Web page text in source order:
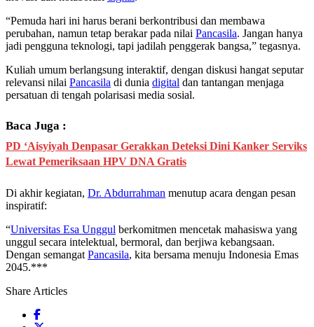
“Pemuda hari ini harus berani berkontribusi dan membawa
perubahan, namun tetap berakar pada nilai Pancasila. Jangan hanya
jadi pengguna teknologi, tapi jadilah penggerak bangsa,” tegasnya.
Kuliah umum berlangsung interaktif, dengan diskusi hangat seputar
relevansi nilai Pancasila di dunia digital dan tantangan menjaga
persatuan di tengah polarisasi media sosial.
Baca Juga :
PD ‘Aisyiyah Denpasar Gerakkan Deteksi Dini Kanker Serviks
Lewat Pemeriksaan HPV DNA Gratis
Di akhir kegiatan, Dr. Abdurrahman menutup acara dengan pesan
inspiratif:
“Universitas Esa Unggul berkomitmen mencetak mahasiswa yang
unggul secara intelektual, bermoral, dan berjiwa kebangsaan.
Dengan semangat Pancasila, kita bersama menuju Indonesia Emas
2045.***
Share Articles